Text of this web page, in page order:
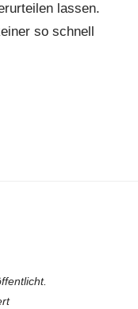
lassen.
so schnell